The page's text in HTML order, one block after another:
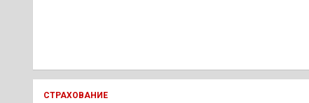
СТРАХОВАНИЕ